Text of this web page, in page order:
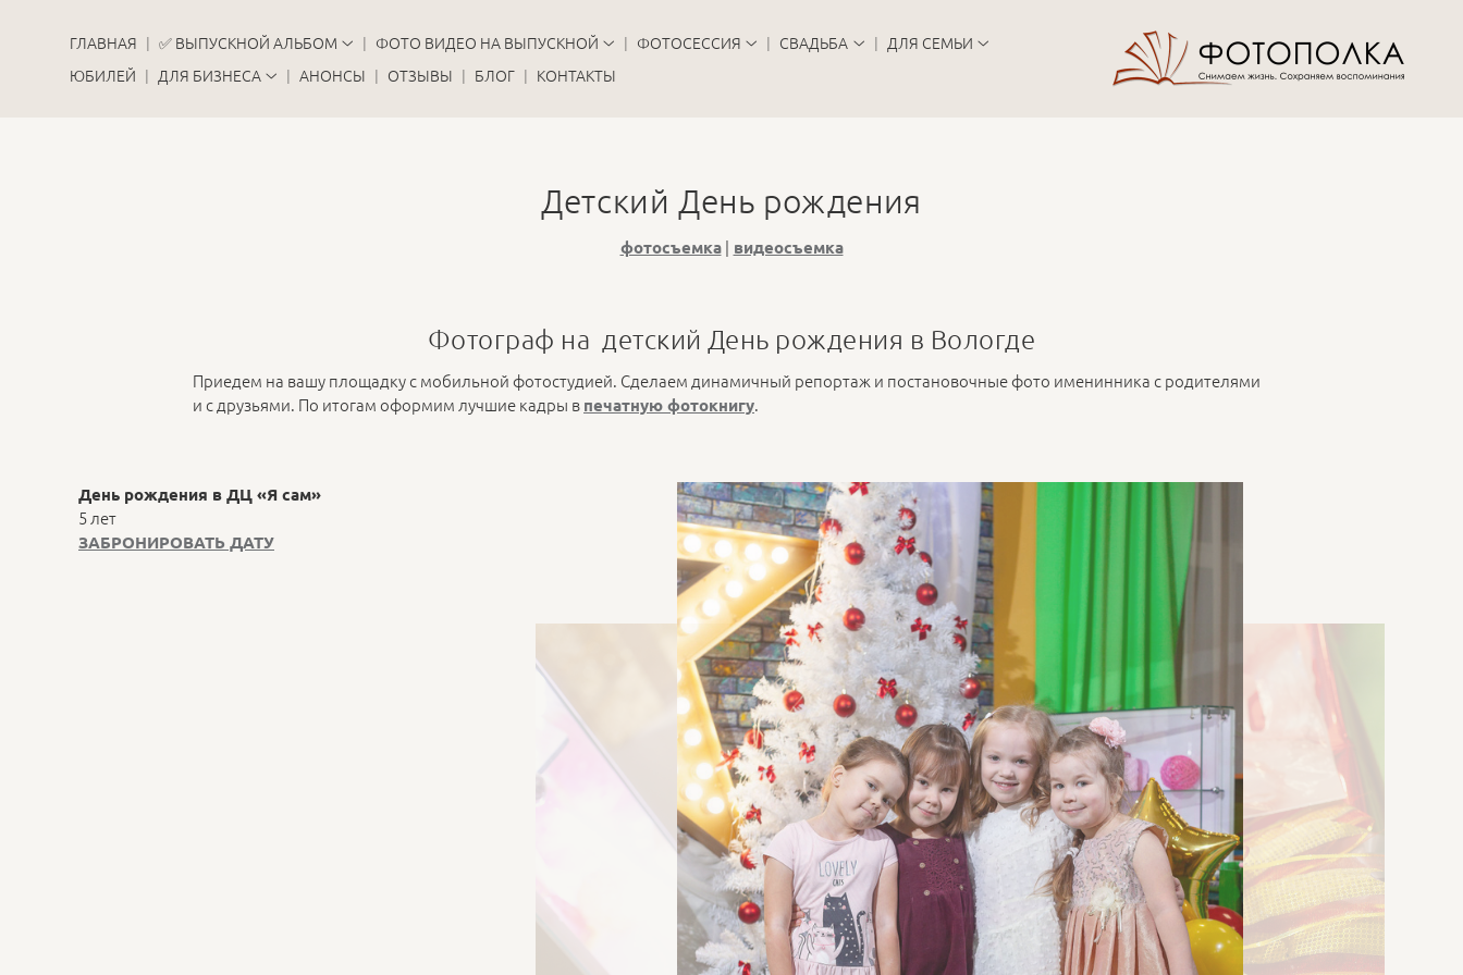
ГЛАВНАЯ ✅ ВЫПУСКНОЙ АЛЬБОМ ФОТО ВИДЕО НА ВЫПУСКНОЙ ФОТОСЕССИЯ СВАДЬБА
ДЛЯ СЕМЬИ
ЮБИЛЕЙ
ДЛЯ БИЗНЕСА АНОНСЫ ОТЗЫВЫ БЛОГ КОНТАКТЫ
Детский День рождения
фотосъемка| видеосъемка
Фотограф на детский День рождения в Вологде
Приедем на вашу площадку с мобильной фотостудией. Сделаем динамичный репортаж и постановочные фото именинника с родителями
и с друзьями. По итогам оформим лучшие кадры в печатную фотокнигу.
День рождения в ДЦ «Я сам»
5 лет
ЗАБРОНИРОВАТЬ ДАТУ